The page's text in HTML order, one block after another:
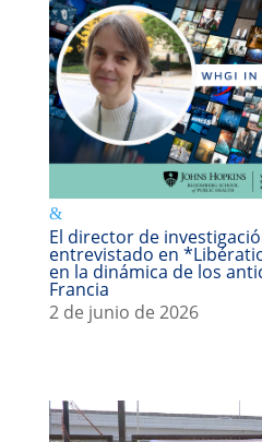
El director de
entrevistado en
en la dinámica de los
Francia
2 de junio de 2026